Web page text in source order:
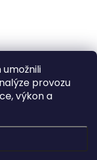
provozu
výkon a